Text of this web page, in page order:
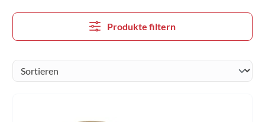
Produkte filtern